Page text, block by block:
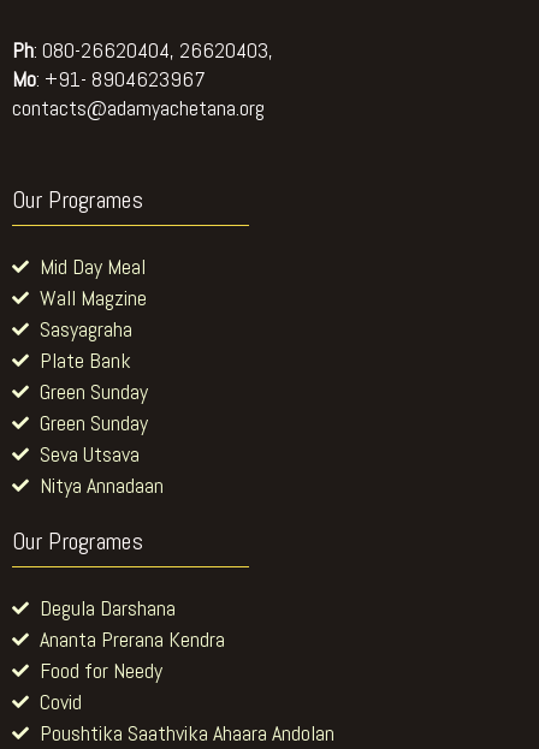
Ph: 080-26620404, 26620403,
Mo: +91- 8904623967
contacts@adamyachetana.org
Our Programes
Mid Day Meal
Wall Magzine
Sasyagraha
Plate Bank
Green Sunday
Green Sunday
Seva Utsava
Nitya Annadaan
Our Programes
Degula Darshana
Ananta Prerana Kendra
Food for Needy
Covid
Poushtika Saathvika Ahaara Andolan